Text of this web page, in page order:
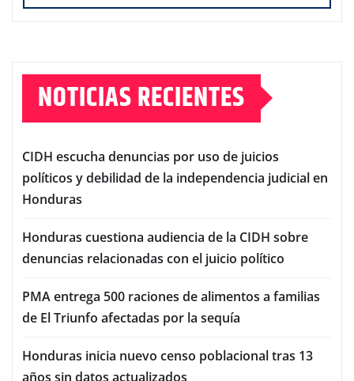
NOTICIAS RECIENTES
CIDH escucha denuncias por uso de juicios
políticos y debilidad de la independencia judicial en
Honduras
Honduras cuestiona audiencia de la CIDH sobre
denuncias relacionadas con el juicio político
PMA entrega 500 raciones de alimentos a familias
de El Triunfo afectadas por la sequía
Honduras inicia nuevo censo poblacional tras 13
años sin datos actualizados